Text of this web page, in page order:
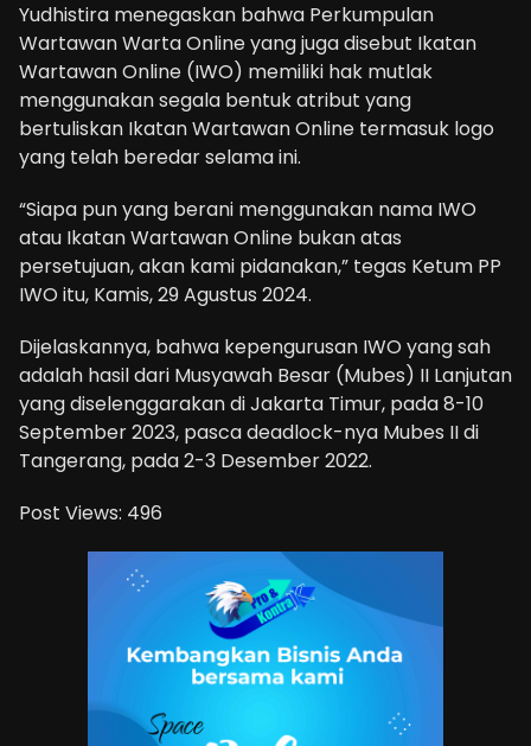
Yudhistira menegaskan bahwa Perkumpulan
Wartawan Warta Online yang juga disebut Ikatan
Wartawan Online (IWO) memiliki hak mutlak
menggunakan segala bentuk atribut yang
bertuliskan Ikatan Wartawan Online termasuk logo
yang telah beredar selama ini.
“Siapa pun yang berani menggunakan nama IWO
atau Ikatan Wartawan Online bukan atas
persetujuan, akan kami pidanakan,” tegas Ketum PP
IWO itu, Kamis, 29 Agustus 2024.
Dijelaskannya, bahwa kepengurusan IWO yang sah
adalah hasil dari Musyawah Besar (Mubes) II Lanjutan
yang diselenggarakan di Jakarta Timur, pada 8-10
September 2023, pasca deadlock-nya Mubes II di
Tangerang, pada 2-3 Desember 2022.
Post Views: 496